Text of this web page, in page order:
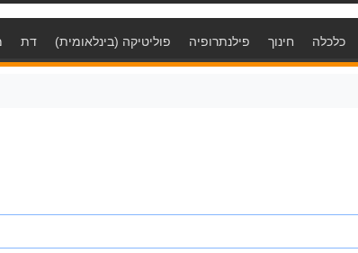
כלכלה חינוך פילנתרופיה פוליטיקה (בינלאומית) דת